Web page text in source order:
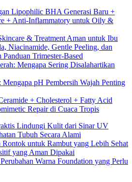
Lipophilic BHA Generasi Baru +
+ Anti-Inflammatory untuk Oily &
& Treatment Aman untuk Ibu
Niacinamide, Gentle Peeling, dan
Trimester-Based
Mengapa Sering Disalahartikan
pH Pembersih Wajah Penting
+ Cholesterol + Fatty Acid
Repair di Cuaca Tropis
Lindungi Kulit dari Sinar UV
Tubuh Secara Alami
untuk Rambut yang Lebih Sehat
yang Aman Dipakai
Warna Foundation yang Perlu